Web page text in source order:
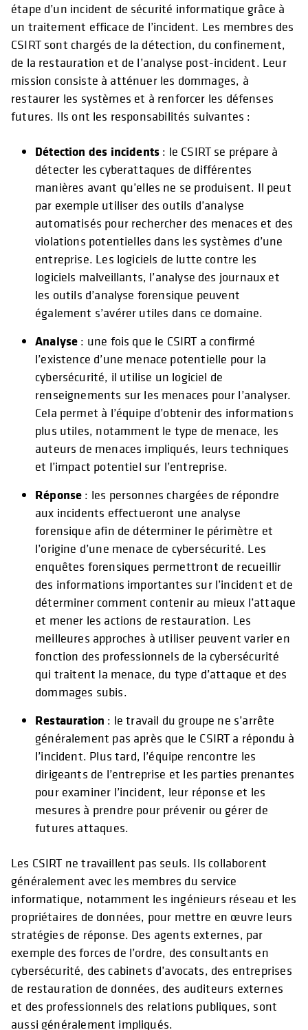
étape d’un incident de sécurité informatique grâce à
un traitement efficace de l’incident. Les membres des
CSIRT sont chargés de la détection, du confinement,
de la restauration et de l’analyse post-incident. Leur
mission consiste à atténuer les dommages, à
restaurer les systèmes et à renforcer les défenses
futures. Ils ont les responsabilités suivantes :
Détection des incidents : le CSIRT se prépare à
détecter les cyberattaques de différentes
manières avant qu’elles ne se produisent. Il peut
par exemple utiliser des outils d’analyse
automatisés pour rechercher des menaces et des
violations potentielles dans les systèmes d’une
entreprise. Les logiciels de lutte contre les
logiciels malveillants, l’analyse des journaux et
les outils d’analyse forensique peuvent
également s’avérer utiles dans ce domaine.
Analyse : une fois que le CSIRT a confirmé
l’existence d’une menace potentielle pour la
cybersécurité, il utilise un logiciel de
renseignements sur les menaces pour l’analyser.
Cela permet à l’équipe d’obtenir des informations
plus utiles, notamment le type de menace, les
auteurs de menaces impliqués, leurs techniques
et l’impact potentiel sur l’entreprise.
Réponse : les personnes chargées de répondre
aux incidents effectueront une analyse
forensique afin de déterminer le périmètre et
l’origine d’une menace de cybersécurité. Les
enquêtes forensiques permettront de recueillir
des informations importantes sur l’incident et de
déterminer comment contenir au mieux l’attaque
et mener les actions de restauration. Les
meilleures approches à utiliser peuvent varier en
fonction des professionnels de la cybersécurité
qui traitent la menace, du type d’attaque et des
dommages subis.
Restauration : le travail du groupe ne s’arrête
généralement pas après que le CSIRT a répondu à
l’incident. Plus tard, l’équipe rencontre les
dirigeants de l’entreprise et les parties prenantes
pour examiner l’incident, leur réponse et les
mesures à prendre pour prévenir ou gérer de
futures attaques.
Les CSIRT ne travaillent pas seuls. Ils collaborent
généralement avec les membres du service
informatique, notamment les ingénieurs réseau et les
propriétaires de données, pour mettre en œuvre leurs
stratégies de réponse. Des agents externes, par
exemple des forces de l’ordre, des consultants en
cybersécurité, des cabinets d’avocats, des entreprises
de restauration de données, des auditeurs externes
et des professionnels des relations publiques, sont
aussi généralement impliqués.